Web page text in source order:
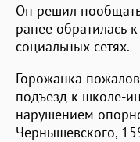
Он решил
ранее обратилась
социальных сетях.
Горожанка
подъезд к школе-
нарушением
Чернышевского,